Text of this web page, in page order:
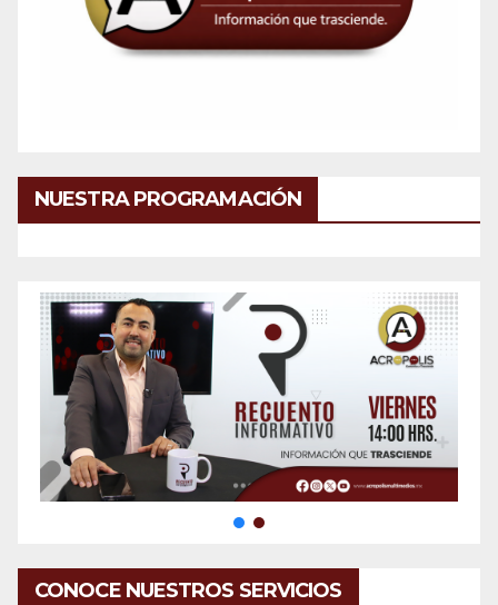
NUESTRA PROGRAMACIÓN
CONOCE NUESTROS SERVICIOS